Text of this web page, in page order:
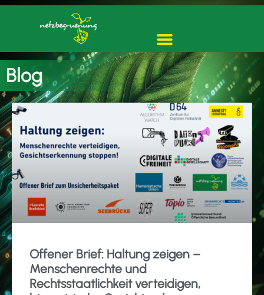
Blog
Offener Brief: Haltung zeigen –
Menschenrechte und
Rechtsstaatlichkeit verteidigen,